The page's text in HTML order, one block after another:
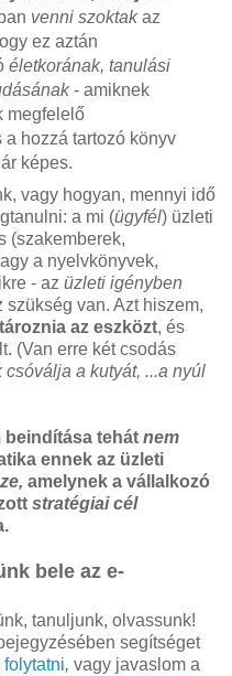
venni szoktakaz
ez aztán
életkorának, tanulási
- amiknek
megfelelő
hozzá tartozó könyv
képes.
vagy hogyan, mennyi idő
a mi (ügyfél) üzleti
(szakemberek,
a nyelvkönyvek,
- az üzleti igényben
szükség van. Azt hiszem,
az eszközt, és
(Van erre két csodás
csóválja a kutyát, ...a nyúl
beindítása tehát nem
ennek az üzleti
amelynek a vállalkozó
stratégiai cél
bele az e-
tanuljunk, olvassunk!
segítséget
folytatni, vagy javaslom a